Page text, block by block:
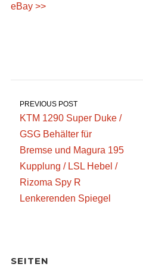
eBay >>
PREVIOUS POST
KTM 1290 Super Duke /
GSG Behälter für
Bremse und Magura 195
Kupplung / LSL Hebel /
Rizoma Spy R
Lenkerenden Spiegel
SEITEN